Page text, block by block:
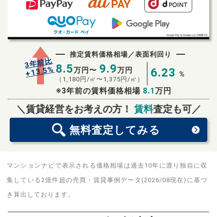
3年前比
+13.5%
推定賃料価格相場／表面利回り
8.5万円〜 9.9万円
（ 1,180 円/㎡〜 1,375 円/㎡） 6.23 %
※3年前の賃料価格相場 8.1万円
＼賃貸経営をお考えの方！ 賃料査定も可／
無料査定 してみる
無料査定スタート！
マンションナビで表示される価格相場は過去10年に渡り独自に収
集している2億件超の売買・賃貸事例データ(2026/08現在)に基づ
き算出しております。